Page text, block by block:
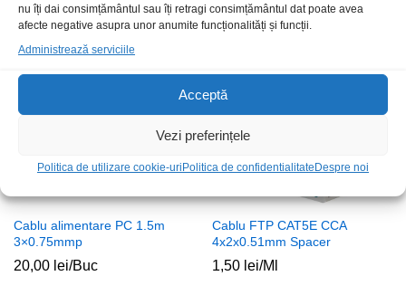
nu îți dai consimțământul sau îți retragi consimțământul dat poate avea
afecte negative asupra unor anumite funcționalități și funcții.
Administrează serviciile
Acceptă
Vezi preferințele
Politica de utilizare cookie-uri Politica de confidentialitate Despre noi
Cablu alimentare PC 1.5m
3×0.75mmp
20,00 lei/Buc
Cablu FTP CAT5E CCA
4x2x0.51mm Spacer
1,50 lei/Ml